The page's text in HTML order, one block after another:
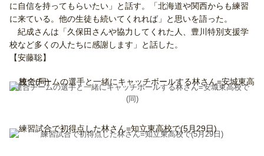
に自信を持ってもらいたい」と話す。「北海道や関西からも練習
に来ている。他の生徒も続いてくれれば」と思いを語った。
紀成さんは「久保田さんや協力してくれた人、豊川特別支援学
校など多くの人たちに感謝します」と話した。
【安藤聡】
連合チームの選手と一緒にキャッチボールする林さん=安城東高校で
(同)
練習試合で初得点した林さん=知立東高校で(5月29日)